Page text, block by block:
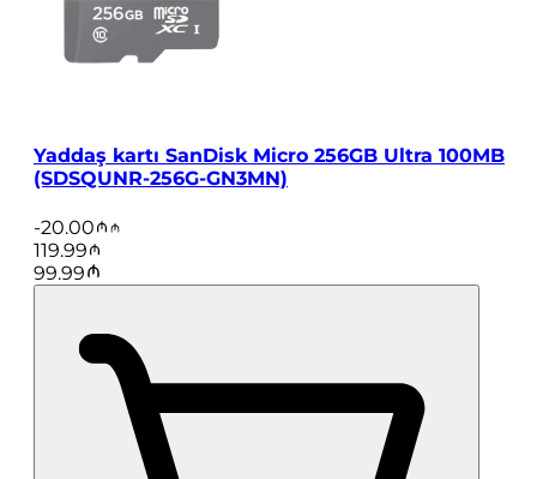
Yaddaş kartı SanDisk Micro 256GB Ultra 100MB
(SDSQUNR-256G-GN3MN)
-20.00
119.99
99.99